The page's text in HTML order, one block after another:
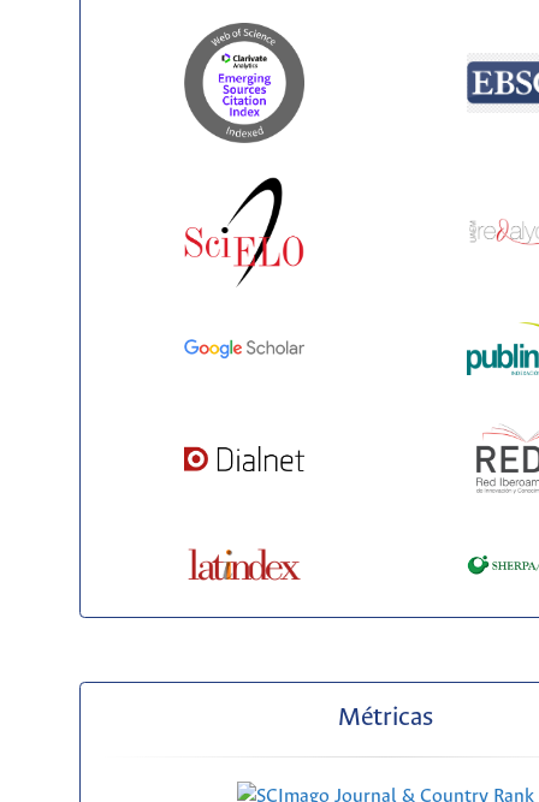
Métricas